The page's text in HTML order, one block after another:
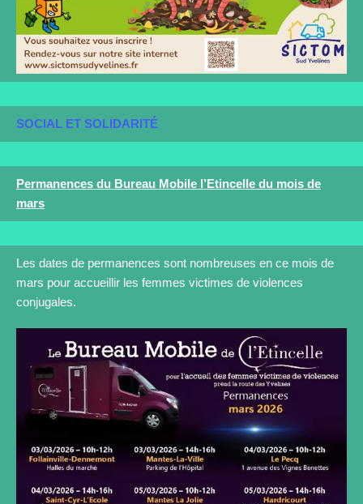
SOCIAL ET SOLIDARITÉ
Permanences du Bureau Mobile l’Etincelle du mois de
mars
Les dates de permanences sont nombreuses en ce mois de
mars pour accueillir les femmes victimes de violences
conjugales.